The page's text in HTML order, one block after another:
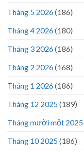
Tháng 5 2026(186)
Tháng 4 2026(180)
Tháng 3 2026(186)
Tháng 2 2026(168)
Tháng 1 2026(186)
Tháng 12 2025(189)
Tháng mười một 2025
Tháng 10 2025(186)